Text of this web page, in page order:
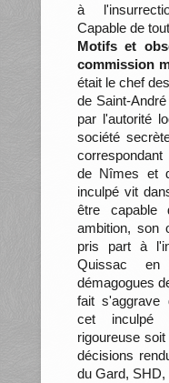
à
Capable de
Motifs et
commission
était le chef
de Saint-
par l'autorité
société
de Nîmes et
inculpé vit
être capable
ambition, son
pris part à
Quissac en
démagogues
fait s'aggrave
cet inculpé
rigoureuse
décisions
du Gard, SHD,